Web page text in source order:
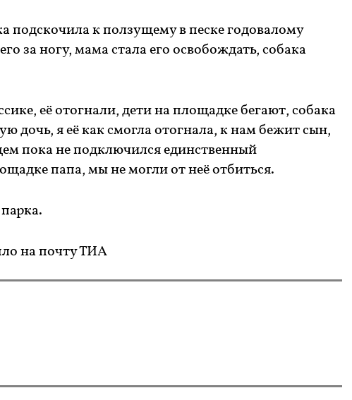
подскочила к ползущему в песке годовалому
за ногу, мама стала его освобождать, собака
её отогнали, дети на площадке бегают, собака
дочь, я её как смогла отогнала, к нам бежит сын,
пока не подключился единственный
папа, мы не могли от неё отбиться.
на почту ТИА